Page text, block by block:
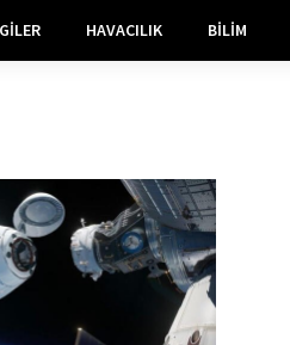
HAVACILIK BILIM